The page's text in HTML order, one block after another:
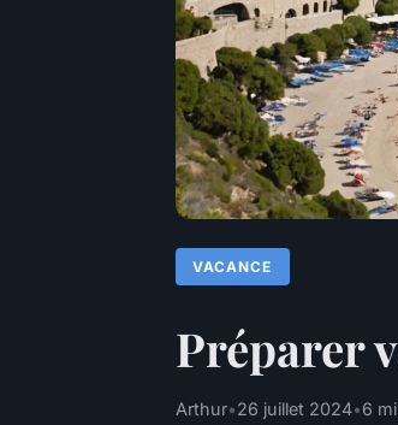
VACANCE
Préparer
Arthur•26 juillet 2024•6